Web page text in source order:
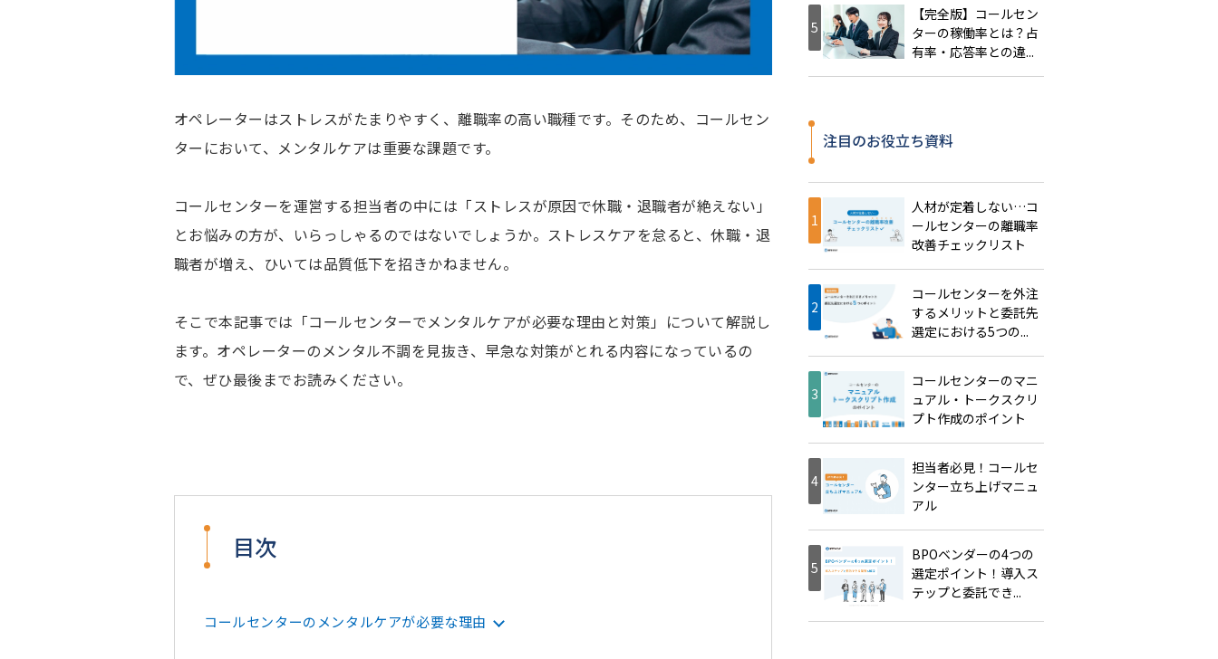
オペレーターはストレスがたまりやすく、離職率の高い職種です。そのため、コールセン
ターにおいて、メンタルケアは重要な課題です。
コールセンターを運営する担当者の中には「ストレスが原因で休職・退職者が絶えない」
とお悩みの方が、いらっしゃるのではないでしょうか。ストレスケアを怠ると、休職・退
職者が増え、ひいては品質低下を招きかねません。
そこで本記事では「コールセンターでメンタルケアが必要な理由と対策」について解説し
ます。オペレーターのメンタル不調を見抜き、早急な対策がとれる内容になっているの
で、ぜひ最後までお読みください。
目次
コールセンターのメンタルケアが必要な理由
【完全版】コールセン
ターの稼働率とは？占
有率・応答率との違...
注目のお役立ち資料
人材が定着しない…コ
ールセンターの離職率
改善チェックリスト
コールセンターを外注
するメリットと委託先
選定における5つの...
コールセンターのマニ
ュアル・トークスクリ
プト作成のポイント
担当者必見！コールセ
ンター立ち上げマニュ
アル
BPOベンダーの4つの
選定ポイント！導入ス
テップと委託でき...